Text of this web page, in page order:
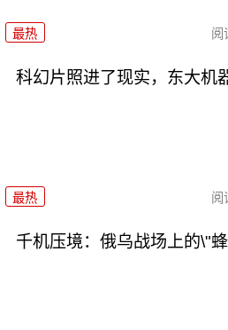
最热 阅
科幻片照进了现实，东大机
最热 阅
千机压境：俄乌战场上的\"